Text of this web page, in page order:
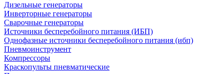
Дизельные генераторы
Инверторные генераторы
Сварочные генераторы
Источники бесперебойного питания (ИБП)
Однофазные источники бесперебойного питания (ибп)
Пневмоинструмент
Компрессоры
Краскопульты пневматические